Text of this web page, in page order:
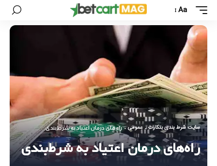
Aa
سایت شرط بندی بتکارت - عمومی - راه‌های درمان اعتیاد به شرط‌بندی
راه‌های درمان اعتیاد به شرط‌بندی